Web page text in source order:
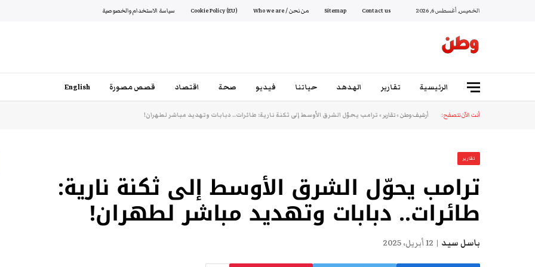
الخميس, أغسطس 6, 2026 Contact us
Sitemap من نحن / Who we are Cookie Policy (EU) سياسة الاستخدام والخصوصية
الرئيسية تقارير الهدهد حياتنا فيديو صحة اقتصاد قصص مصورة English
أنت الآن تتصفح: أرشيف وطن»تقارير»ترامب يحوّل الشرق الأوسط إلى ثكنة نارية: طائرات.. دبابات وتهديد مباشر لطهران!
تقارير
ترامب يحوّل الشرق الأوسط إلى ثكنة نارية:
طائرات.. دبابات وتهديد مباشر لطهران!
باسل سيد 12 أبريل، 2025